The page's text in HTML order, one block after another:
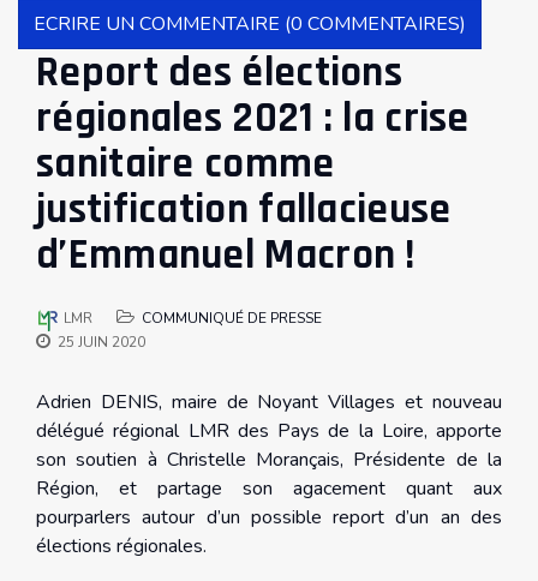
ECRIRE UN COMMENTAIRE (0 COMMENTAIRES)
Report des élections
régionales 2021 : la crise
sanitaire comme
justification fallacieuse
d’Emmanuel Macron !
LMR
COMMUNIQUÉ DE PRESSE
25 JUIN 2020
Adrien DENIS, maire de Noyant Villages et nouveau
délégué régional LMR des Pays de la Loire, apporte
son soutien à Christelle Morançais, Présidente de la
Région, et partage son agacement quant aux
pourparlers autour d’un possible report d’un an des
élections régionales.